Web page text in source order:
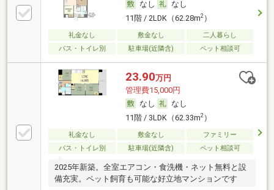
なし
なし
11階 / 2LDK（62.28m2）
礼金なし 敷金なし
二人暮らし
バス・トイレ別
駐車場(近隣含) ペット相談可
23.90万円
管理費15,000円
なし
なし
11階 / 3LDK（62.33m2）
礼金なし 敷金なし
ファミリー
バス・トイレ別
駐車場(近隣含) ペット相談可
2025年新築。全室エアコン・食洗機・ネット無料と設
備充実。ペット飼育も可能な好立地マンションです